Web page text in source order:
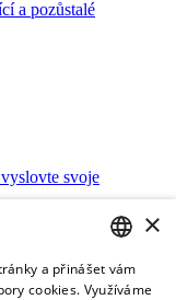
a pozůstalé
svoje
CZECH
×
a přinášet vám
cookies. Využíváme